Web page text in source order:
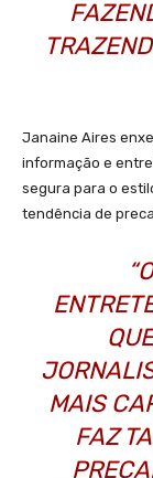
Janaine Aires
informação e
segura para o
tendência de
MAIS
FAZ